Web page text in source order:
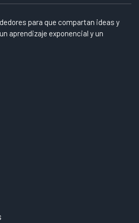
para que compartan ideas y
aprendizaje exponencial y un